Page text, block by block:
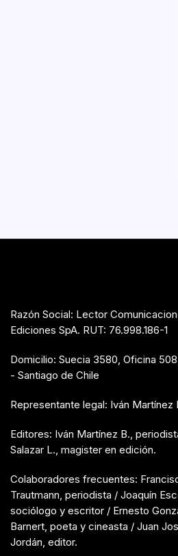
Razón Social: Lector
Ediciones SpA. RUT: 76.998.186-1
Domicilio: Suecia 3580, Oficina
- Santiago de Chile
Representante legal: Iván Martínez
Editores: Iván Martínez B.,
Salazar L., magister en edición.
Colaboradores frecuentes:
Trautmann, periodista / Joaquín
sociólogo y escritor / Ernesto
Barnert, poeta y cineasta / Juan
Jordán, editor.